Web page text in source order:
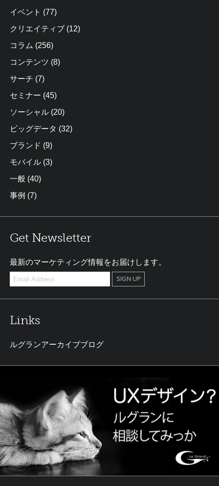
イベント (77)
クリエイティブ (12)
コラム (256)
コンテンツ (8)
サーチ (7)
セミナー (45)
ソーシャル (20)
ビッグデータ (32)
ブランド (9)
モバイル (3)
一般 (40)
事例 (7)
Get Newsletter
最新のマーケティング情報をお届けします。
Links
ルグランアーカイブブログ